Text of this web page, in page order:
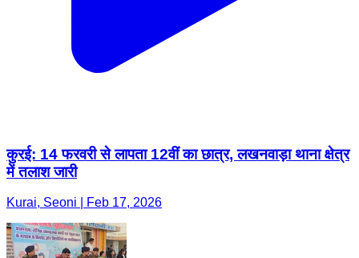
कुरई: 14 फरवरी से लापता 12वीं का छात्र, लखनवाड़ा थाना क्षेत्र
में तलाश जारी
Kurai, Seoni | Feb 17, 2026